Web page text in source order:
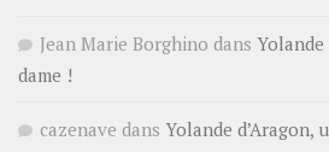
Jean Marie Borghino dans Yolande
dame !
cazenave dans Yolande d’Aragon,